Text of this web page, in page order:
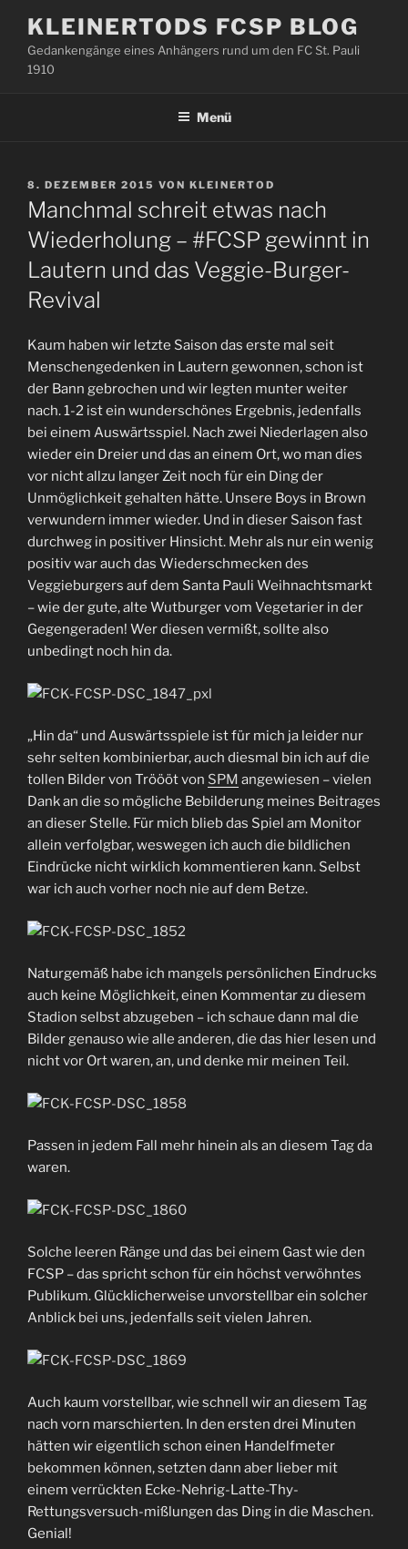
Inhalt
springen
KLEINERTODS FCSP BLOG
Gedankengänge eines Anhängers rund um den FC St. Pauli
1910
Menü
VERÖFFENTLICHT
AM
8. DEZEMBER 2015 VON KLEINERTOD
Manchmal schreit etwas nach
Wiederholung – #FCSP gewinnt in
Lautern und das Veggie-Burger-
Revival
Kaum haben wir letzte Saison das erste mal seit
Menschengedenken in Lautern gewonnen, schon ist
der Bann gebrochen und wir legten munter weiter
nach. 1-2 ist ein wunderschönes Ergebnis, jedenfalls
bei einem Auswärtsspiel. Nach zwei Niederlagen also
wieder ein Dreier und das an einem Ort, wo man dies
vor nicht allzu langer Zeit noch für ein Ding der
Unmöglichkeit gehalten hätte. Unsere Boys in Brown
verwundern immer wieder. Und in dieser Saison fast
durchweg in positiver Hinsicht. Mehr als nur ein wenig
positiv war auch das Wiederschmecken des
Veggieburgers auf dem Santa Pauli Weihnachtsmarkt
– wie der gute, alte Wutburger vom Vegetarier in der
Gegengeraden! Wer diesen vermißt, sollte also
unbedingt noch hin da.
„Hin da“ und Auswärtsspiele ist für mich ja leider nur
sehr selten kombinierbar, auch diesmal bin ich auf die
tollen Bilder von Tröööt von SPM angewiesen – vielen
Dank an die so mögliche Bebilderung meines Beitrages
an dieser Stelle. Für mich blieb das Spiel am Monitor
allein verfolgbar, weswegen ich auch die bildlichen
Eindrücke nicht wirklich kommentieren kann. Selbst
war ich auch vorher noch nie auf dem Betze.
Naturgemäß habe ich mangels persönlichen Eindrucks
auch keine Möglichkeit, einen Kommentar zu diesem
Stadion selbst abzugeben – ich schaue dann mal die
Bilder genauso wie alle anderen, die das hier lesen und
nicht vor Ort waren, an, und denke mir meinen Teil.
Passen in jedem Fall mehr hinein als an diesem Tag da
waren.
Solche leeren Ränge und das bei einem Gast wie den
FCSP – das spricht schon für ein höchst verwöhntes
Publikum. Glücklicherweise unvorstellbar ein solcher
Anblick bei uns, jedenfalls seit vielen Jahren.
Auch kaum vorstellbar, wie schnell wir an diesem Tag
nach vorn marschierten. In den ersten drei Minuten
hätten wir eigentlich schon einen Handelfmeter
bekommen können, setzten dann aber lieber mit
einem verrückten Ecke-Nehrig-Latte-Thy-
Rettungsversuch-mißlungen das Ding in die Maschen.
Genial!